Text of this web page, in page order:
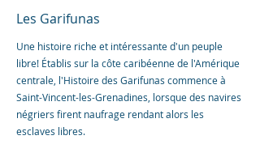
Les Garifunas
Une histoire riche et intéressante d'un peuple
libre! Établis sur la côte caribéenne de l'Amérique
centrale, l'Histoire des Garifunas commence à
Saint-Vincent-les-Grenadines, lorsque des navires
négriers firent naufrage rendant alors les
esclaves libres.